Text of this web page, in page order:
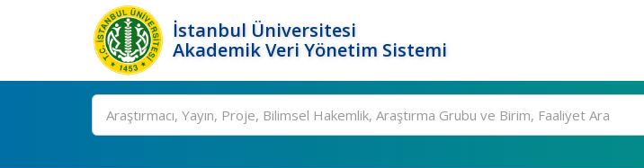
İstanbul Üniversitesi
Akademik Veri Yönetim Sistemi
Ara